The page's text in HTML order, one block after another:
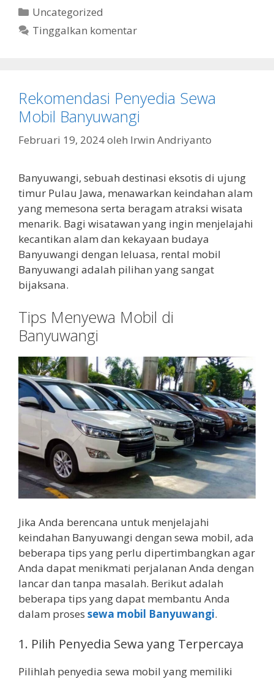
Kategori
Uncategorized
Tinggalkan komentar
Rekomendasi Penyedia Sewa
Mobil Banyuwangi
Februari 19, 2024oleh Irwin Andriyanto
Banyuwangi, sebuah destinasi eksotis di ujung
timur Pulau Jawa, menawarkan keindahan alam
yang memesona serta beragam atraksi wisata
menarik. Bagi wisatawan yang ingin menjelajahi
kecantikan alam dan kekayaan budaya
Banyuwangi dengan leluasa, rental mobil
Banyuwangi adalah pilihan yang sangat
bijaksana.
Tips Menyewa Mobil di
Banyuwangi
Jika Anda berencana untuk menjelajahi
keindahan Banyuwangi dengan sewa mobil, ada
beberapa tips yang perlu dipertimbangkan agar
Anda dapat menikmati perjalanan Anda dengan
lancar dan tanpa masalah. Berikut adalah
beberapa tips yang dapat membantu Anda
dalam proses sewa mobil Banyuwangi.
1. Pilih Penyedia Sewa yang Terpercaya
Pilihlah penyedia sewa mobil yang memiliki